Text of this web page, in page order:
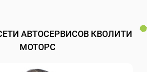
АВТОСЕРВИСОВ КВОЛИТИ
МОТОРС